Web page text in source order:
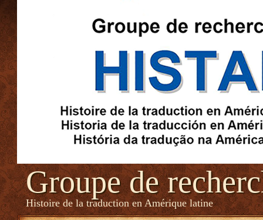
Groupe de
Histoire de la traduction en Amérique latine